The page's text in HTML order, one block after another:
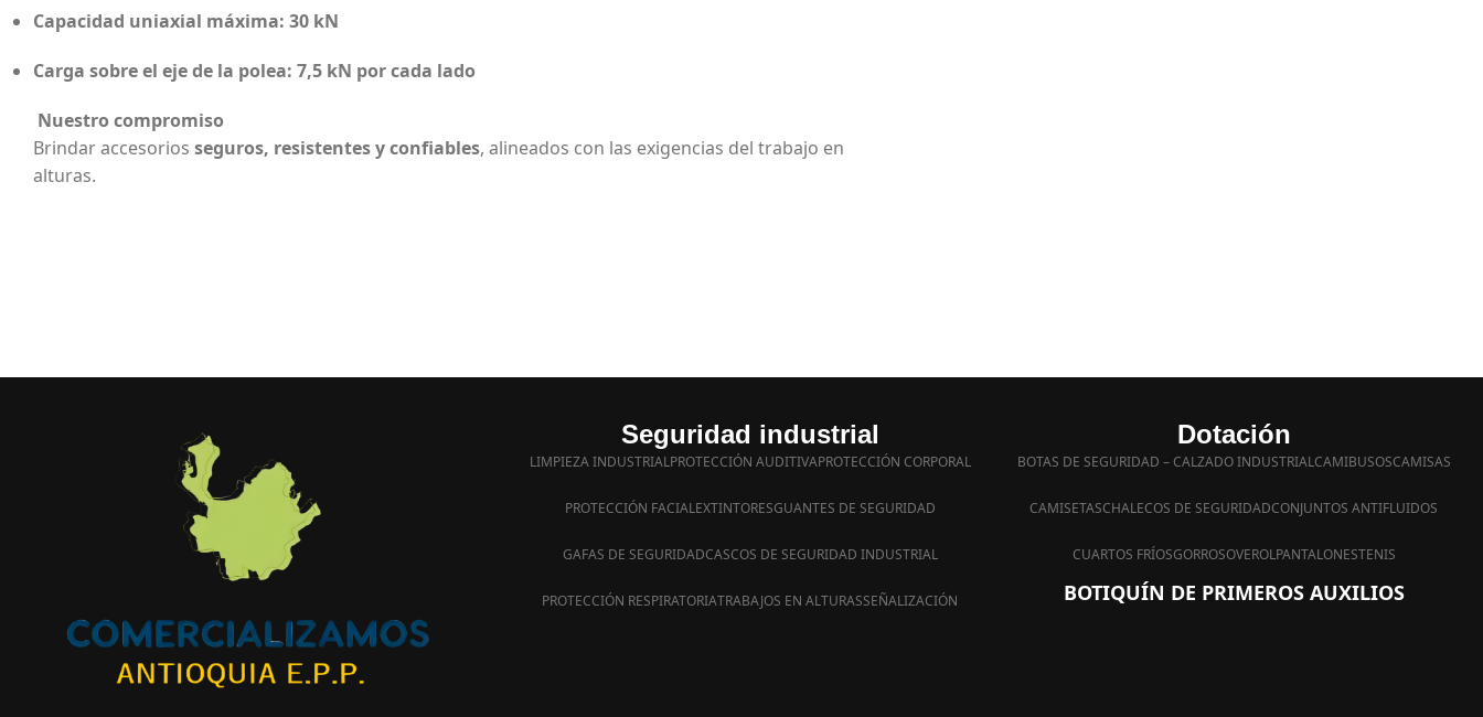
Capacidad uniaxial máxima: 30 kN
Carga sobre el eje de la polea: 7,5 kN por cada lado
Nuestro compromiso
Brindar accesorios seguros, resistentes y confiables, alineados con las exigencias del trabajo en
alturas.
Seguridad industrial
LIMPIEZA INDUSTRIALPROTECCIÓN AUDITIVAPROTECCIÓN CORPORAL
PROTECCIÓN FACIALEXTINTORESGUANTES DE SEGURIDAD
GAFAS DE SEGURIDADCASCOS DE SEGURIDAD INDUSTRIAL
PROTECCIÓN RESPIRATORIATRABAJOS EN ALTURASSEÑALIZACIÓN
Dotación
BOTAS DE SEGURIDAD – CALZADO INDUSTRIALCAMIBUSOSCAMISAS
CAMISETASCHALECOS DE SEGURIDADCONJUNTOS ANTIFLUIDOS
CUARTOS FRÍOSGORROSOVEROLPANTALONESTENIS
BOTIQUÍN DE PRIMEROS AUXILIOS